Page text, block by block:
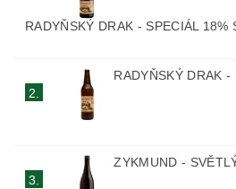
RADYŇSKÝ DRAK - SPECIÁL 18%
2.
RADYŇSKÝ DRAK -
3.
ZYKMUND -